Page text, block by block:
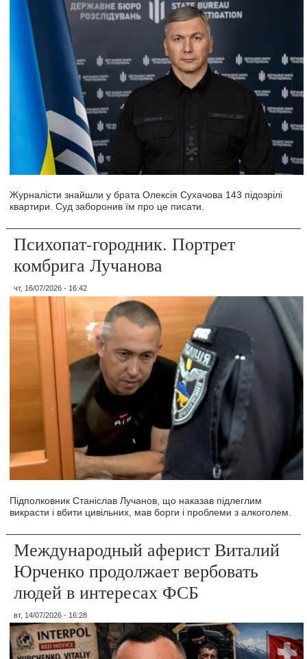
Журналісти знайшли у брата Олексія Сухачова 143 підозрілі
квартири. Суд заборонив їм про це писати.
Психопат-городник. Портрет
комбрига Лучанова
чт, 16/07/2026 - 16:42
Підполковник Станіслав Лучанов, що наказав підлеглим
викрасти і вбити цивільних, мав борги і проблеми з алкоголем.
Международный аферист Виталий
Юрченко продолжает вербовать
людей в интересах ФСБ
вт, 14/07/2026 - 16:28